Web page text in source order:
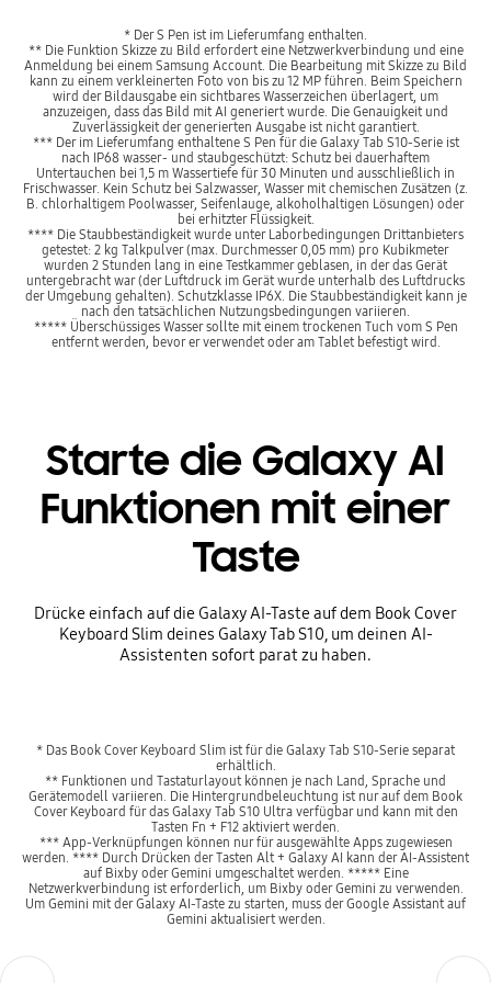
* Der S Pen ist im Lieferumfang enthalten.
** Die Funktion Skizze zu Bild erfordert eine Netzwerkverbindung und eine
Anmeldung bei einem Samsung Account. Die Bearbeitung mit Skizze zu Bild
kann zu einem verkleinerten Foto von bis zu 12 MP führen. Beim Speichern
wird der Bildausgabe ein sichtbares Wasserzeichen überlagert, um
anzuzeigen, dass das Bild mit AI generiert wurde. Die Genauigkeit und
Zuverlässigkeit der generierten Ausgabe ist nicht garantiert.
*** Der im Lieferumfang enthaltene S Pen für die Galaxy Tab S10-Serie ist
nach IP68 wasser- und staubgeschützt: Schutz bei dauerhaftem
Untertauchen bei 1,5 m Wassertiefe für 30 Minuten und ausschließlich in
Frischwasser. Kein Schutz bei Salzwasser, Wasser mit chemischen Zusätzen (z.
B. chlorhaltigem Poolwasser, Seifenlauge, alkoholhaltigen Lösungen) oder
bei erhitzter Flüssigkeit.
**** Die Staubbeständigkeit wurde unter Laborbedingungen Drittanbieters
getestet: 2 kg Talkpulver (max. Durchmesser 0,05 mm) pro Kubikmeter
wurden 2 Stunden lang in eine Testkammer geblasen, in der das Gerät
untergebracht war (der Luftdruck im Gerät wurde unterhalb des Luftdrucks
der Umgebung gehalten). Schutzklasse IP6X. Die Staubbeständigkeit kann je
nach den tatsächlichen Nutzungsbedingungen variieren.
***** Überschüssiges Wasser sollte mit einem trockenen Tuch vom S Pen
entfernt werden, bevor er verwendet oder am Tablet befestigt wird.
Starte die Galaxy AI
Funktionen mit einer
Taste
Drücke einfach auf die Galaxy AI-Taste auf dem Book Cover
Keyboard Slim deines Galaxy Tab S10, um deinen AI-
Assistenten sofort parat zu haben.
* Das Book Cover Keyboard Slim ist für die Galaxy Tab S10-Serie separat
erhältlich.
** Funktionen und Tastaturlayout können je nach Land, Sprache und
Gerätemodell variieren. Die Hintergrundbeleuchtung ist nur auf dem Book
Cover Keyboard für das Galaxy Tab S10 Ultra verfügbar und kann mit den
Tasten Fn + F12 aktiviert werden.
*** App-Verknüpfungen können nur für ausgewählte Apps zugewiesen
werden. **** Durch Drücken der Tasten Alt + Galaxy AI kann der AI-Assistent
auf Bixby oder Gemini umgeschaltet werden. ***** Eine
Netzwerkverbindung ist erforderlich, um Bixby oder Gemini zu verwenden.
Um Gemini mit der Galaxy AI-Taste zu starten, muss der Google Assistant auf
Gemini aktualisiert werden.